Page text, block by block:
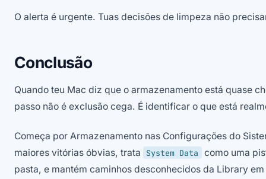
O alerta é urgente. Tuas decisões de limpeza não
Conclusão
Quando teu Mac diz que o armazenamento está quase
passo não é exclusão cega. É identificar o que está
Começa por Armazenamento nas Configurações do
maiores vitórias óbvias, trata
System Data
como uma
pasta, e mantém caminhos desconhecidos da Library